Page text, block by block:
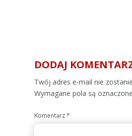
DODAJ
Twój adres e-mail nie
Wymagane pola są oznaczone
Komentarz*